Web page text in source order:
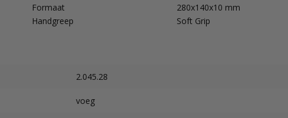
Formaat
280x140x10 mm
Handgreep
Soft Grip
2.045.28
voeg